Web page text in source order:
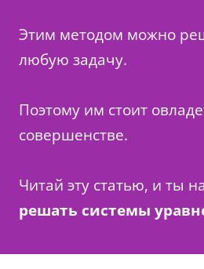
Этим методом можно
любую задачу.
Поэтому им стоит
совершенстве.
Читай эту статью, и ты
решать системы